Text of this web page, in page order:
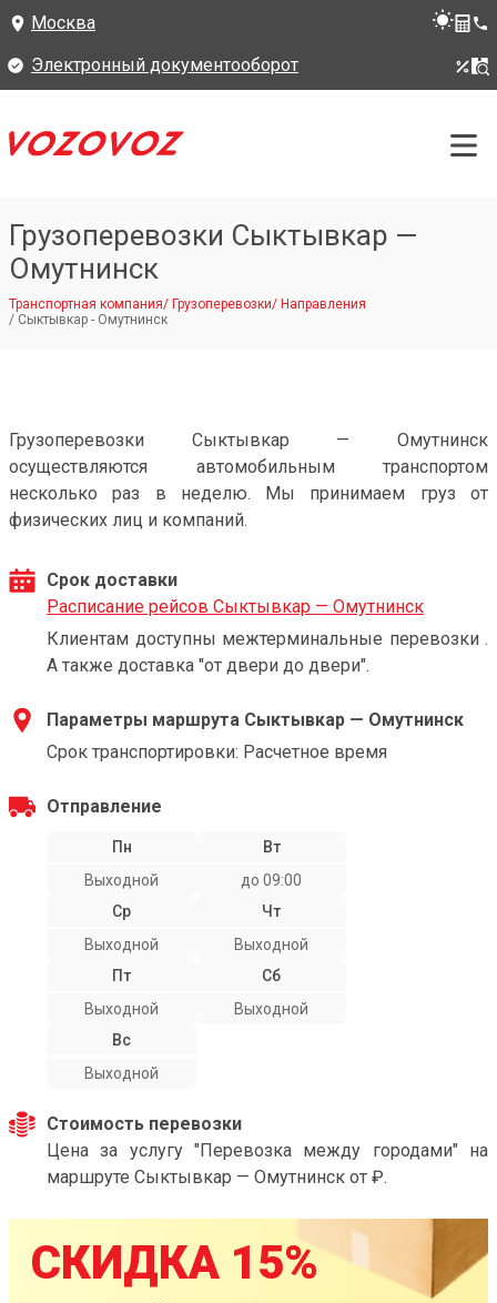
Москва
Электронный документооборот
Грузоперевозки Сыктывкар —
Омутнинск
Транспортная компания/ Грузоперевозки/ Направления
/ Сыктывкар - Омутнинск
Грузоперевозки Сыктывкар — Омутнинск
осуществляются автомобильным транспортом
несколько раз в неделю. Мы принимаем груз от
физических лиц и компаний.
Срок доставки
Расписание рейсов Сыктывкар — Омутнинск
Клиентам доступны межтерминальные перевозки .
А также доставка "от двери до двери".
Параметры маршрута Сыктывкар — Омутнинск
Срок транспортировки: Расчетное время
Отправление
Пн
Выходной
Вт
до 09:00
Ср
Выходной
Чт
Выходной
Пт
Выходной
Сб
Выходной
Вс
Выходной
Стоимость перевозки
Цена за услугу "Перевозка между городами" на
маршруте Сыктывкар — Омутнинск от ₽.
СКИДКА 15%